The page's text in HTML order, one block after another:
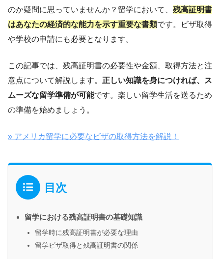
のか疑問に思っていませんか？留学において、 残高証明書
はあなたの経済的な能力を示す重要な書類です。ビザ取得
や学校の申請にも必要となります。
この記事では、残高証明書の必要性や金額、取得方法と注
意点について解説します。 正しい知識を身につければ、ス
ムーズな留学準備が可能です。楽しい留学生活を送るため
の準備を始めましょう。
» アメリカ留学に必要なビザの取得方法を解説！
目次
留学における残高証明書の基礎知識
留学時に残高証明書が必要な理由
留学ビザ取得と残高証明書の関係